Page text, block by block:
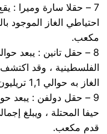
7 – حقلا سارة وميرا :
مكعب.
الغاز به حوالي 1,1 تريليون قدم مكعب.
قدم مكعب.